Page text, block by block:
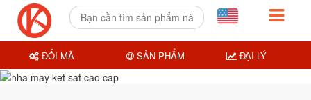
ĐỔI MÃ SẢN PHẨM ĐẠI LÝ